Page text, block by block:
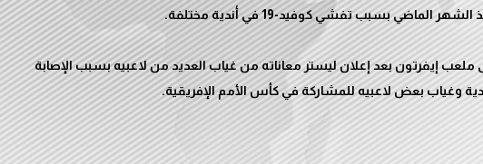
ملعب إيفرتون بعد إعلان ليستر معاناته من غياب العديد من لاعبيه بسبب الإصابة
وغياب بعض لاعبيه للمشاركة في كأس الأمم الإفريقية.